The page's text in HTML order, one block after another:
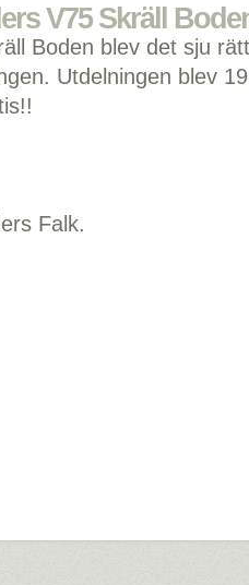
V75 Skräll
Boden blev det sju
Utdelningen blev
Falk.